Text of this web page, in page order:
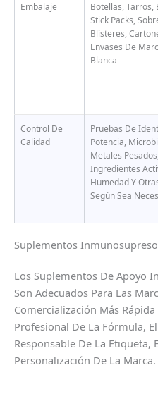
Embalaje
Botellas, Tarros,
Stick Packs,
Blísteres,
Envases De
Blanca
Control De
Calidad
Pruebas De
Potencia,
Metales Pesados,
Ingredientes
Humedad Y
Según Sea
Suplementos
Los Suplementos De Apoyo
Son Adecuados Para Las
Comercialización Más
Profesional De La Fórmula,
Responsable De La Etiqueta,
Personalización De La Marca.